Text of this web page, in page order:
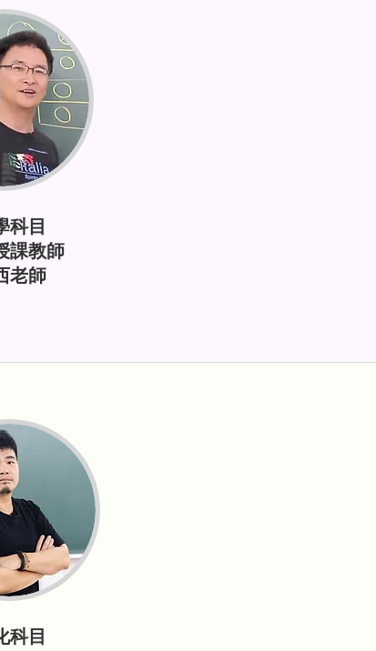
科目
課教師
老師
科目